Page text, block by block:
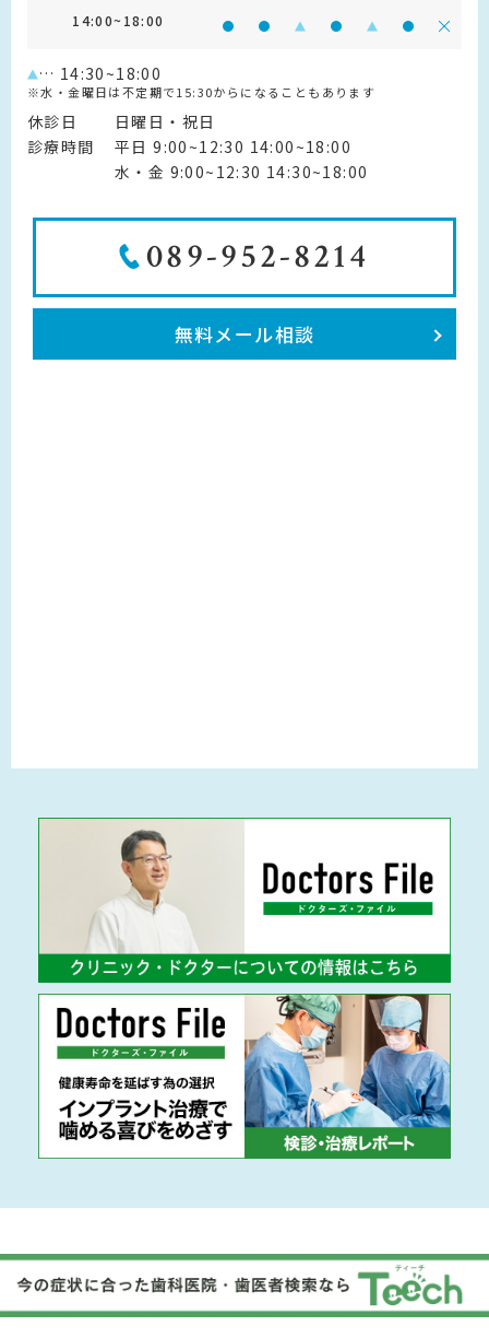
14:00~18:00 診療時間 14:00~18:00
診療時間 14:00~18:00
診療時間 14:00~18:00
診療時間診療時間診療時
… 14:30~18:00
※水・金曜日は不定期で15:30からになることもあります
休診日
日曜日・祝日
診療時間
平日 9:00~12:30 14:00~18:00
水・金 9:00~12:30 14:30~18:00
089-952-8214
無料メール相談